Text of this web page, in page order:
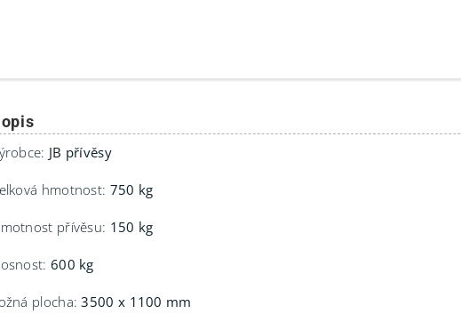
JB přívěsy
hmotnost: 750 kg
přívěsu: 150 kg
600 kg
plocha:3500 x 1100 mm